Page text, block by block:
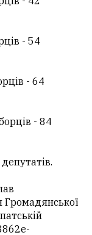
- 54
- 64
- 84
Громадянської